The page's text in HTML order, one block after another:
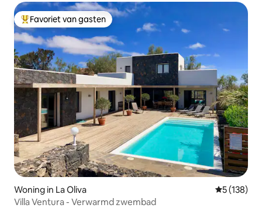
Topfavoriet van gasten
Favoriet van gasten
Woning in La Oliva
5 (138)
Villa Ventura - Verwarmd zwembad